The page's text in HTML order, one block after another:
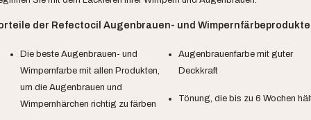
der Refectocil Augenbrauen- und Wimpernfärbeprodukte
Die beste Augenbrauen- und
Wimpernfarbe mit allen Produkten,
um die Augenbrauen und
Wimpernhärchen richtig zu färben
Augenbrauenfarbe mit guter
Deckkraft
Tönung, die bis zu 6 Wochen